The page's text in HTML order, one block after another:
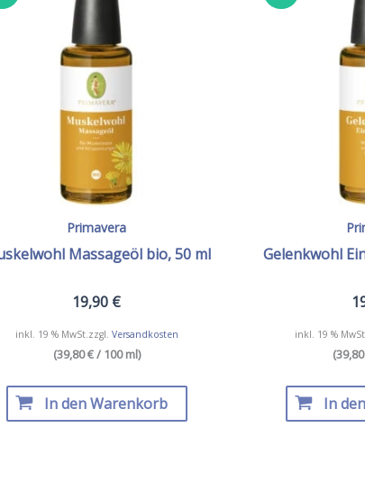
Primavera
Massageöl bio, 50 ml
19,90 €
inkl. 19 % MwSt.zzgl. Versandkosten
(39,80 € / 100 ml)
In den Warenkorb
Gelenkwohl
inkl. 19 %
In